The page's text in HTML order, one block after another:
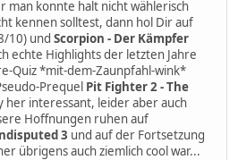
man konnte halt nicht wählerisch
kennen solltest, dann hol Dir auf
10) und Scorpion - Der Kämpfer
echte Highlights der letzten Jahre
Quiz *mit-dem-Zaunpfahl-wink*
Prequel Pit Fighter 2 - The
her interessant, leider aber auch
Hoffnungen ruhen auf
3 und auf der Fortsetzung
übrigens auch ziemlich cool war...